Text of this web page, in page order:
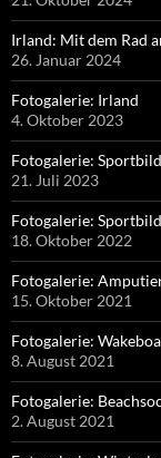
Irland: Mit dem Rad
26. Januar 2024
Fotogalerie: Irland
4. Oktober 2023
Fotogalerie:
21. Juli 2023
Fotogalerie:
18. Oktober 2022
Fotogalerie:
15. Oktober 2021
Fotogalerie:
8. August 2021
Fotogalerie:
2. August 2021